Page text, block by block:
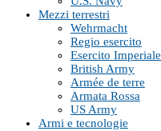
Mezzi terrestri
Wehrmacht
Regio esercito
Esercito Imperiale
British Army
Armée de terre
Armata Rossa
US Army
Armi e tecnologie